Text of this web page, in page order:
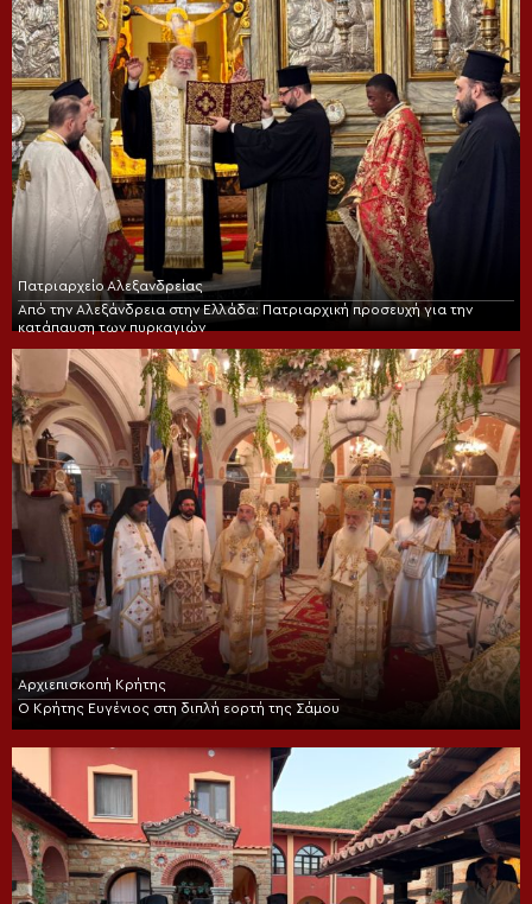
Πατριαρχείο Αλεξανδρείας
Από την Αλεξάνδρεια στην Ελλάδα: Πατριαρχική προσευχή για την
κατάπαυση των πυρκαγιών
Αρχιεπισκοπή Κρήτης
Ο Κρήτης Ευγένιος στη διπλή εορτή της Σάμου